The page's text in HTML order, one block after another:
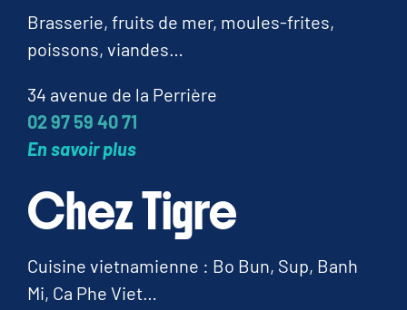
Brasserie, fruits de mer, moules-frites,
poissons, viandes…
34 avenue de la Perrière
02 97 59 40 71
En savoir plus
Chez Tigre
Cuisine vietnamienne : Bo Bun, Sup, Banh
Mi, Ca Phe Viet…